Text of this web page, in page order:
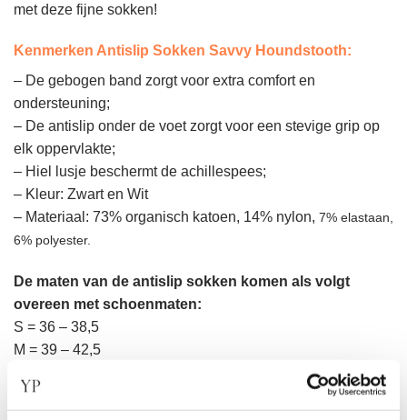
met deze fijne sokken!
Kenmerken Antislip Sokken Savvy Houndstooth:
– De gebogen band zorgt voor extra comfort en
ondersteuning;
– De antislip onder de voet zorgt voor een stevige grip op
elk oppervlakte;
– Hiel lusje beschermt de achillespees;
– Kleur: Zwart en Wit
– Materiaal: 73% organisch katoen, 14% nylon, 7% elastaan,
6% polyester.
De maten van de antislip sokken komen als volgt
overeen met schoenmaten:
S = 36 – 38,5
M = 39 – 42,5
Zijn deze Antislip Sokken Savvy Houndstooth van Tavi niet
de sokken die je zocht? Bekijkhier de andere antislip